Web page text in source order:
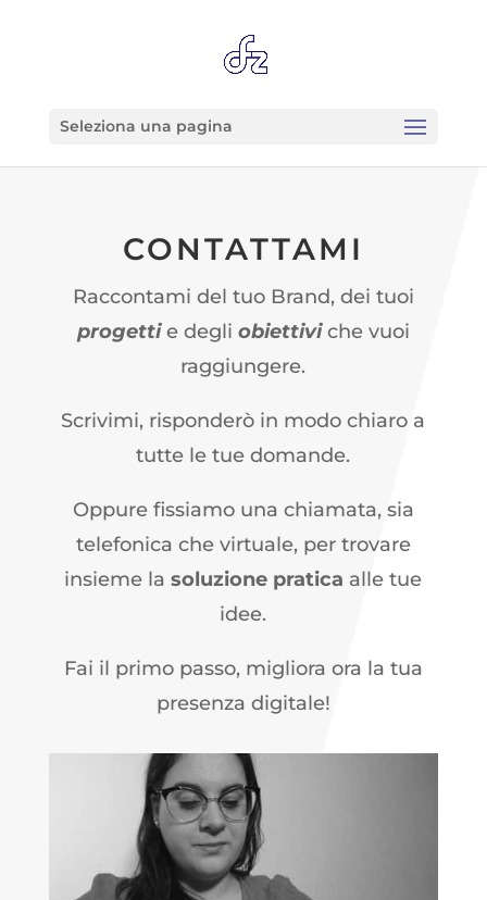
Seleziona una pagina
CONTATTAMI
Raccontami del tuo Brand, dei tuoi
progettie degli obiettiviche vuoi
raggiungere.
Scrivimi, risponderò in modo chiaro a
tutte le tue domande.
Oppure fissiamo una chiamata, sia
telefonica che virtuale, per trovare
insieme lasoluzione pratica alle tue
idee.
Fai il primo passo, migliora ora la tua
presenza digitale!